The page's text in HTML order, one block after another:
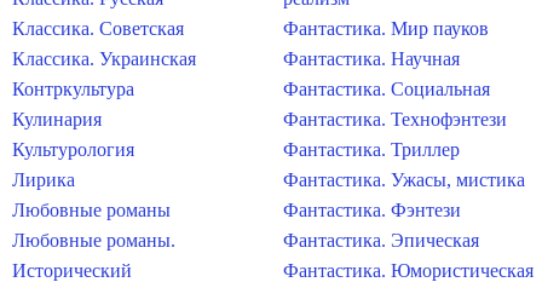
Классика. Советская
Классика. Украинская
Контркультура
Кулинария
Культурология
Лирика
Любовные романы
Любовные романы.
Исторический
Фантастика. Мир пауков
Фантастика. Научная
Фантастика. Социальная
Фантастика. Технофэнтези
Фантастика. Триллер
Фантастика. Ужасы, мистика
Фантастика. Фэнтези
Фантастика. Эпическая
Фантастика. Юмористическая